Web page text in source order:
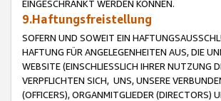
EINGESCHRÄNKT WERDEN KÖNNEN.
9.Haftungsfreistellung
SOFERN UND SOWEIT EIN
HAFTUNG FÜR ANGELEGENHEITEN AUS, DIE
WEBSITE (EINSCHLIESSLICH IHRER NUTZUNG
VERPFLICHTEN SICH, UNS, UNSERE
(OFFICERS), ORGANMITGLIEDER